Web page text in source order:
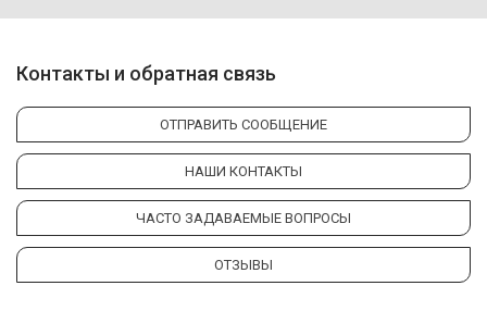
Контакты и обратная связь
ОТПРАВИТЬ СООБЩЕНИЕ
НАШИ КОНТАКТЫ
ЧАСТО ЗАДАВАЕМЫЕ ВОПРОСЫ
ОТЗЫВЫ